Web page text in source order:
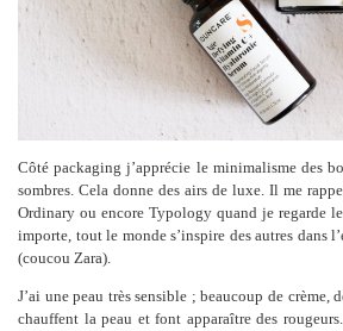
Côté packaging j’apprécie le minimalisme des
sombres. Cela donne des airs de luxe. Il me
Ordinary ou encore Typology quand je regarde
importe, tout le monde s’inspire des autres dans
(coucou Zara).
J’ai une peau très sensible ; beaucoup de crème,
chauffent la peau et font apparaître des